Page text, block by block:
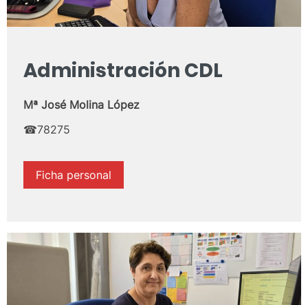
Administración CDL
Mª José Molina López
☎78275
Ficha personal